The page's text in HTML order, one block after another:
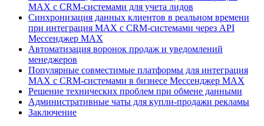
MAX с CRM-системами для учета лидов
Синхронизация данных клиентов в реальном времени
при интеграция MAX с CRM-системами через API
Мессенджер MAX
Автоматизация воронок продаж и уведомлений
менеджеров
Популярные совместимые платформы для интеграция
MAX с CRM-системами в бизнесе Мессенджер MAX
Решение технических проблем при обмене данными
Административные чаты для купли-продажи рекламы
Заключение